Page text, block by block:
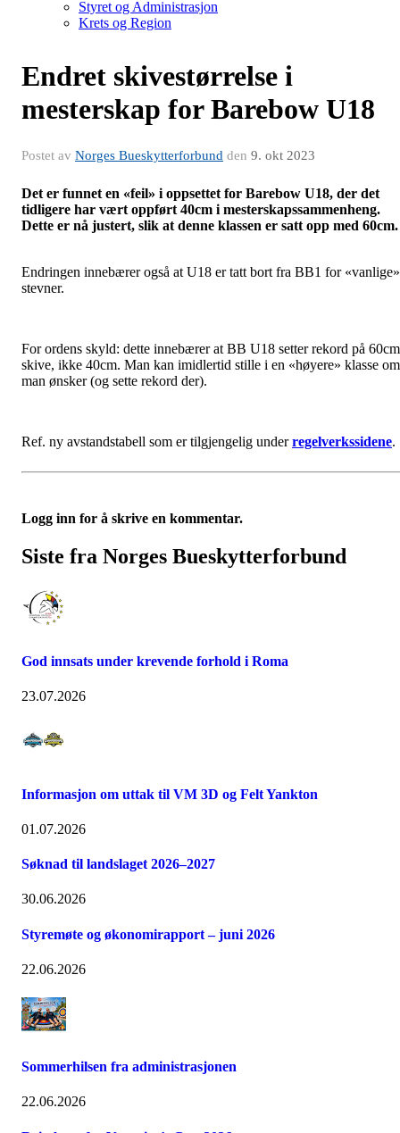
Styret og Administrasjon
Krets og Region
Endret skivestørrelse i
mesterskap for Barebow U18
Postet av Norges Bueskytterforbund den 9. okt 2023
Det er funnet en «feil» i oppsettet for Barebow U18, der det
tidligere har vært oppført 40cm i mesterskapssammenheng.
Dette er nå justert, slik at denne klassen er satt opp med 60cm.
Endringen innebærer også at U18 er tatt bort fra BB1 for «vanlige»
stevner.
For ordens skyld: dette innebærer at BB U18 setter rekord på 60cm
skive, ikke 40cm. Man kan imidlertid stille i en «høyere» klasse om
man ønsker (og sette rekord der).
Ref. ny avstandstabell som er tilgjengelig under regelverkssidene.
Logg inn for å skrive en kommentar.
Siste fra Norges Bueskytterforbund
God innsats under krevende forhold i Roma
23.07.2026
Informasjon om uttak til VM 3D og Felt Yankton
01.07.2026
Søknad til landslaget 2026–2027
30.06.2026
Styremøte og økonomirapport – juni 2026
22.06.2026
Sommerhilsen fra administrasjonen
22.06.2026